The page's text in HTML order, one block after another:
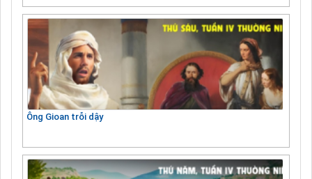
Ông Gioan trỗi dậy